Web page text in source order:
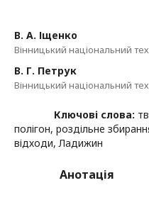
В. А. Іщенко
Вінницький національний
В. Г. Петрук
Вінницький національний
Ключові слова:
полігон, роздільне
відходи, Ладижин
Анотація